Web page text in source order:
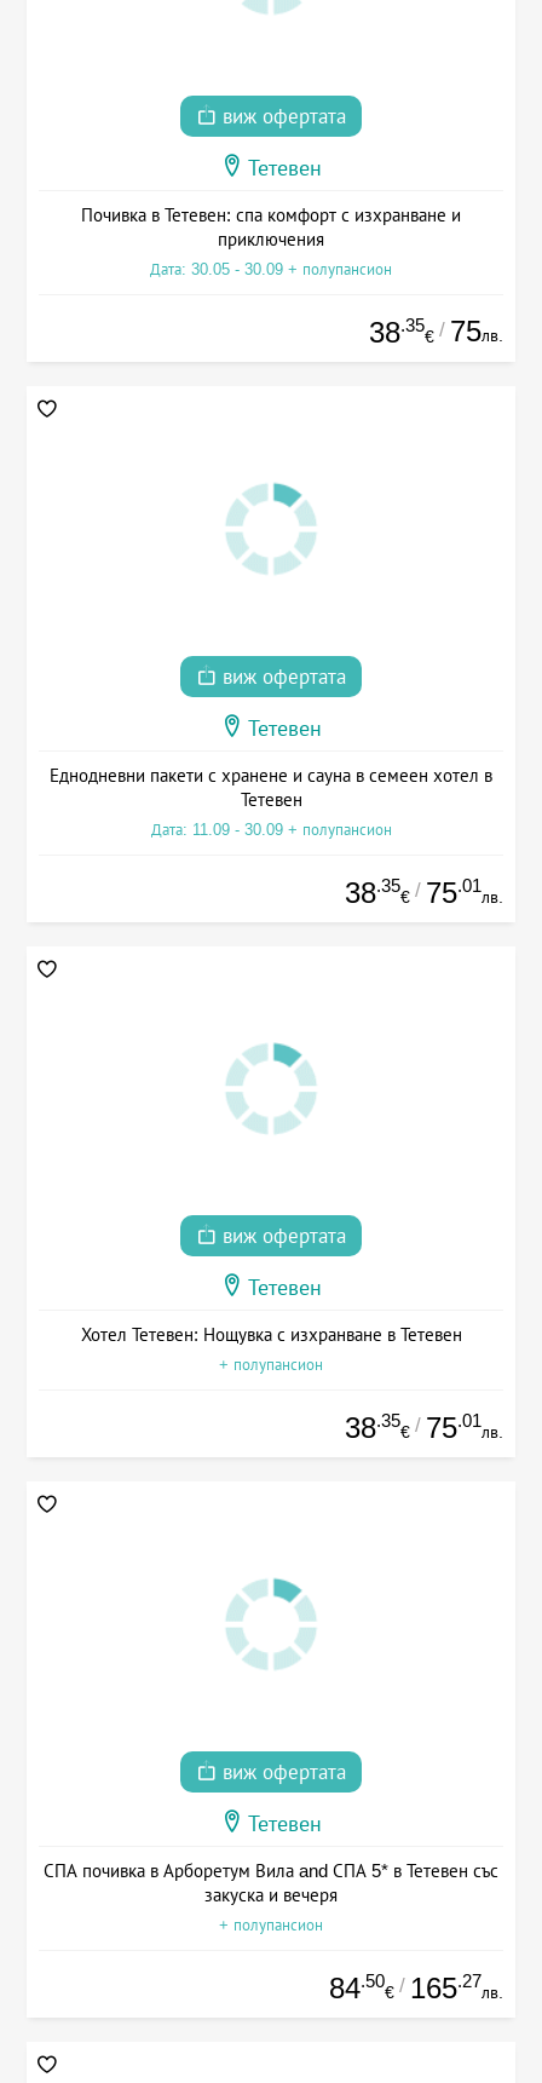
виж офертата
Тетевен
Почивка в Тетевен: спа комфорт с изхранване и
приключения
Дата: 30.05 - 30.09 + полупансион
38.35
€ / 75лв.
виж офертата
Тетевен
Еднодневни пакети с хранене и сауна в семеен хотел в
Тетевен
Дата: 11.09 - 30.09 + полупансион
38.35
€ / 75.01
лв.
виж офертата
Тетевен
Хотел Тетевен: Нощувка с изхранване в Тетевен
+ полупансион
38.35
€ / 75.01
лв.
виж офертата
Тетевен
СПА почивка в Арборетум Вила and СПА 5* в Тетевен със
закуска и вечеря
+ полупансион
84.50
€ / 165.27
лв.